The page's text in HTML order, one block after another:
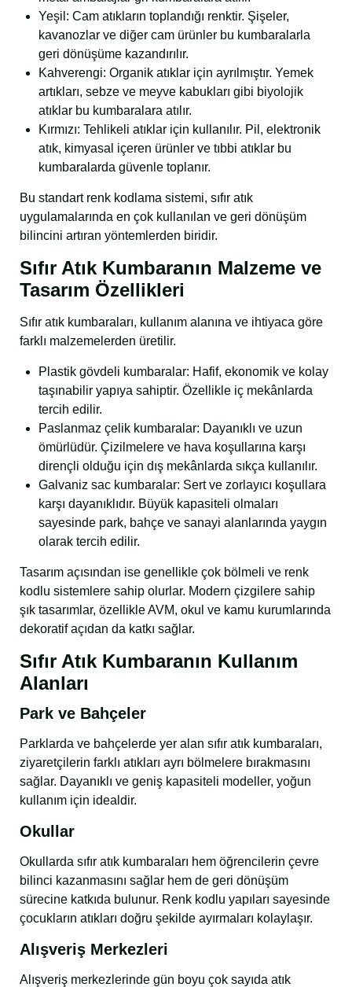
Yeşil: Cam atıkların toplandığı renktir. Şişeler,
kavanozlar ve diğer cam ürünler bu kumbaralarla
geri dönüşüme kazandırılır.
Kahverengi: Organik atıklar için ayrılmıştır. Yemek
artıkları, sebze ve meyve kabukları gibi biyolojik
atıklar bu kumbaralara atılır.
Kırmızı: Tehlikeli atıklar için kullanılır. Pil, elektronik
atık, kimyasal içeren ürünler ve tıbbi atıklar bu
kumbaralarda güvenle toplanır.
Bu standart renk kodlama sistemi, sıfır atık
uygulamalarında en çok kullanılan ve geri dönüşüm
bilincini artıran yöntemlerden biridir.
Sıfır Atık Kumbaranın Malzeme ve
Tasarım Özellikleri
Sıfır atık kumbaraları, kullanım alanına ve ihtiyaca göre
farklı malzemelerden üretilir.
Plastik gövdeli kumbaralar: Hafif, ekonomik ve kolay
taşınabilir yapıya sahiptir. Özellikle iç mekânlarda
tercih edilir.
Paslanmaz çelik kumbaralar: Dayanıklı ve uzun
ömürlüdür. Çizilmelere ve hava koşullarına karşı
dirençli olduğu için dış mekânlarda sıkça kullanılır.
Galvaniz sac kumbaralar: Sert ve zorlayıcı koşullara
karşı dayanıklıdır. Büyük kapasiteli olmaları
sayesinde park, bahçe ve sanayi alanlarında yaygın
olarak tercih edilir.
Tasarım açısından ise genellikle çok bölmeli ve renk
kodlu sistemlere sahip olurlar. Modern çizgilere sahip
şık tasarımlar, özellikle AVM, okul ve kamu kurumlarında
dekoratif açıdan da katkı sağlar.
Sıfır Atık Kumbaranın Kullanım
Alanları
Park ve Bahçeler
Parklarda ve bahçelerde yer alan sıfır atık kumbaraları,
ziyaretçilerin farklı atıkları ayrı bölmelere bırakmasını
sağlar. Dayanıklı ve geniş kapasiteli modeller, yoğun
kullanım için idealdir.
Okullar
Okullarda sıfır atık kumbaraları hem öğrencilerin çevre
bilinci kazanmasını sağlar hem de geri dönüşüm
sürecine katkıda bulunur. Renk kodlu yapıları sayesinde
çocukların atıkları doğru şekilde ayırmaları kolaylaşır.
Alışveriş Merkezleri
Alışveriş merkezlerinde gün boyu çok sayıda atık